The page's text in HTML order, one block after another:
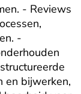
- Reviews
-
en bijwerken,